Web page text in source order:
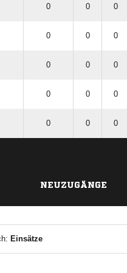
0 0 0
0 0 0
0 0 0
0 0 0
0 0 0
NEUZUGÄNGE
Einsätze